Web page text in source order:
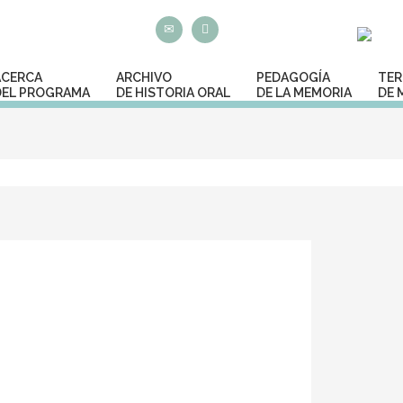
PROGRAMA
ARCHIVO
DE HISTORIA ORAL
PEDAGOGÍA
DE LA MEMORIA
DE